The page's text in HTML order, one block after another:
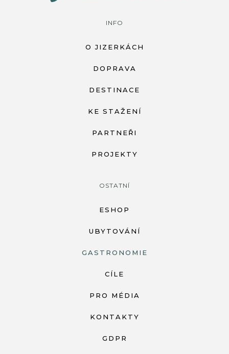
INFO
O JIZERKÁCH
DOPRAVA
DESTINACE
KE STAŽENÍ
PARTNEŘI
PROJEKTY
OSTATNÍ
ESHOP
UBYTOVÁNÍ
GASTRONOMIE
CÍLE
PRO MÉDIA
KONTAKTY
GDPR